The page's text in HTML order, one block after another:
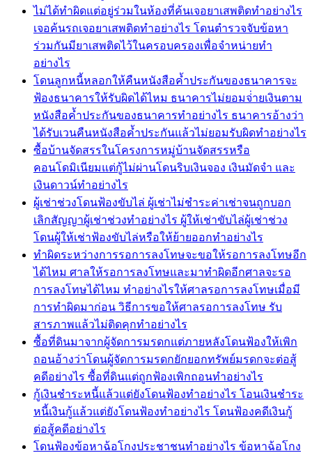
ไม่ได้ทำผิดแต่อยู่ร่วมในห้องที่ค้นเจอยาเสพติดทำอย่างไร
เจอค้นรถเจอยาเสพติดทำอย่างไร โดนตำรวจจับข้อหา
ร่วมกันมียาเสพติดไว้ในครอบครองเพื่อจำหน่ายทำ
อย่างไร
โดนลูกหนี้หลอกให้คืนหนังสือค้ำประกันของธนาคารจะ
ฟ้องธนาคารให้รับผิดได้ไหม ธนาคารไม่ยอมจ่่ายเงินตาม
หนังสือค้ำประกันของธนาคารทำอย่างไร ธนาคารอ้างว่า
ได้รับเวนคืนหนังสือค้ำประกันแล้วไม่ยอมรับผิดทำอย่างไร
ซื้อบ้านจัดสรรในโครงการหมู่บ้านจัดสรรหรือ
คอนโดมิเนียมแต่กู้ไม่ผ่านโดนริบเงินจอง เงินมัดจำ และ
เงินดาวน์ทำอย่างไร
ผู้เช่าช่วงโดนฟ้องขับไล่ ผู้เช่าไม่ชำระค่าเช่าจนถูกบอก
เลิกสัญญาผู้เช่าช่วงทำอย่างไร ผู้ให้เช่าขับไล่ผู้เช่าช่วง
โดนผู้ให้เช่าฟ้องขับไล่หรือให้ย้ายออกทำอย่างไร
ทำผิดระหว่างการรอการลงโทษจะขอให้รอการลงโทษอีก
ได้ไหม ศาลให้รอการลงโทษและมาทำผิดอีกศาลจะรอ
การลงโทษได้ไหม ทำอย่างไรให้ศาลรอการลงโทษเมื่อมี
การทำผิดมาก่อน วิธีการขอให้ศาลรอการลงโทษ รับ
สารภาพแล้วไม่ติดคุกทำอย่างไร
ซื้อที่ดินมาจากผู้จัดการมรดกแต่ภายหลังโดนฟ้องให้เพิก
ถอนอ้างว่าโดนผู้จัดการมรดกยักยอกทรัพย์มรดกจะต่อสู้
คดีอย่างไร ซื้อที่ดินแต่ถูกฟ้องเพิกถอนทำอย่างไร
กู้เงินชำระหนี้แล้วแต่ยังโดนฟ้องทำอย่างไร โอนเงินชำระ
หนี้เงินกู้แล้วแต่ยังโดนฟ้องทำอย่างไร โดนฟ้องคดีเงินกู้
ต่อสู้คดีอย่างไร
โดนฟ้องข้อหาฉ้อโกงประชาชนทำอย่างไร ข้อหาฉ้อโกง